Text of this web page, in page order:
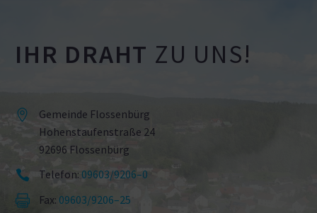
IHR DRAHT ZU UNS!


Gemeinde Flossenbürg
Hohen­stau­fen­straße 24
92696 Flossenbürg

 Telefon: 09603/9206–0

 Fax: 09603/9206–25